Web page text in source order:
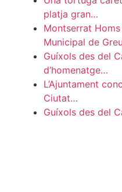
platja gran…
Montserrat
Municipal de
Guíxols des del
d’homenatge…
L’Ajuntament
Ciutat…
Guíxols des del